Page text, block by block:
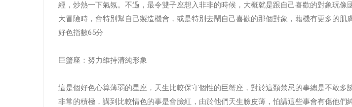
經，炒熱一下氣氛。不過，最令雙子座想入非非的時候，大概就是跟自己喜歡的對象玩像
大冒險時，會特別幫自己製造機會，或是特別去鬧自己喜歡的那個對象，藉機有更多的肌
好色指數65分
巨蟹座：努力維持清純形象
這是個好色心算薄弱的星座，天生比較保守個性的巨蟹座，對於這類禁忌的事總是不敢多
非常的積極，講到比較情色的事是會臉紅，由於他們天生臉皮薄，怕講這些事會有傷他們